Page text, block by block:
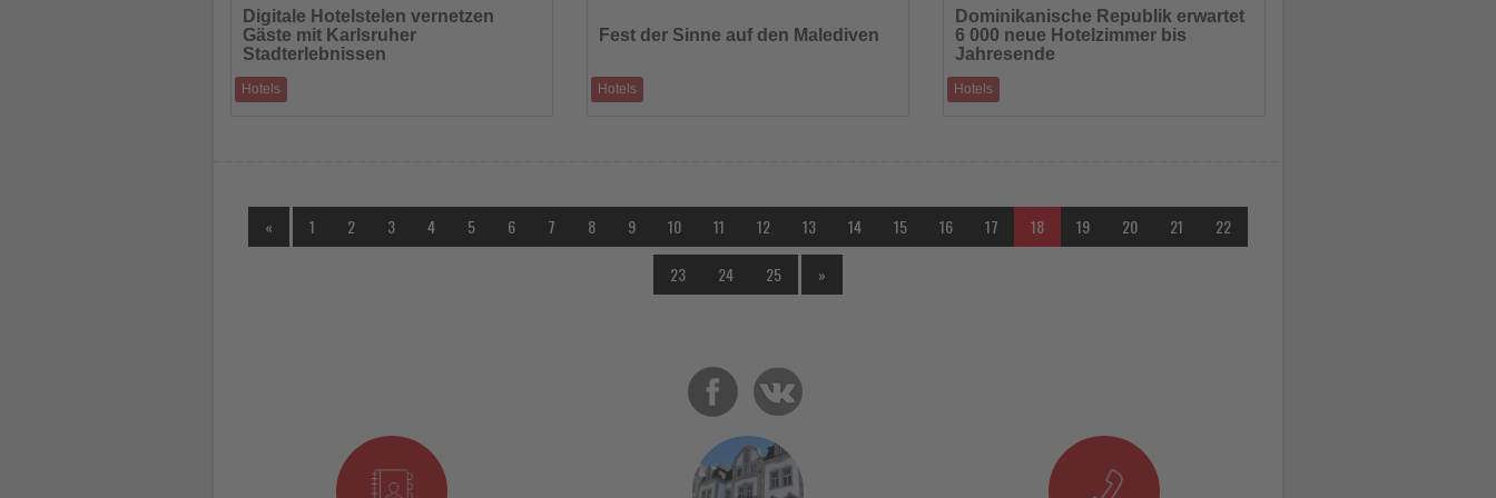
Sie
die
Nachrichten
Digitale Hotelstelen vernetzen
Gäste mit Karlsruher
Stadterlebnissen
Hotels
die
Nachrichten
Fest der Sinne auf den Malediven
Hotels
Sie
die
Nachrichten
Dominikanische Republik erwartet
6 000 neue Hotelzimmer bis
Jahresende
Hotels
« 1 2 3 4 5 6 7 8 9 10 11 12 13 14 15 16 17 18 19 20 21 22
23 24 25 »